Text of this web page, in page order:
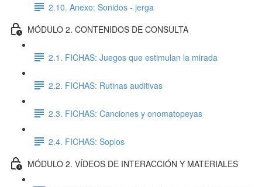
2.10. Anexo: Sonidos - jerga
MÓDULO 2. CONTENIDOS DE CONSULTA
2.1. FICHAS: Juegos que estimulan la mirada
2.2. FICHAS: Rutinas auditivas
2.3. FICHAS: Canciones y onomatopeyas
2.4. FICHAS: Soplos
MÓDULO 2. VÍDEOS DE INTERACCIÓN Y MATERIALES